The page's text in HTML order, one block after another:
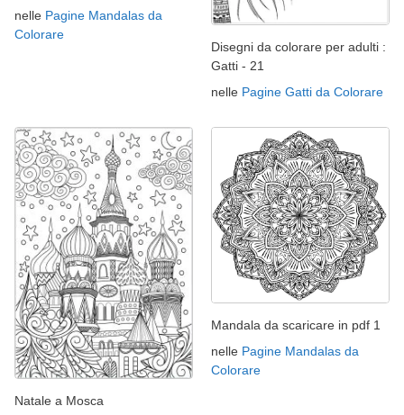
nelle Pagine Mandalas da
Colorare
Disegni da colorare per adulti :
Gatti - 21
nelle Pagine Gatti da Colorare
Natale a Mosca
Mandala da scaricare in pdf 1
nelle Pagine Mandalas da
Colorare